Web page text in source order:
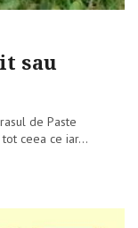
sau
de Paste
ceea ce iar...